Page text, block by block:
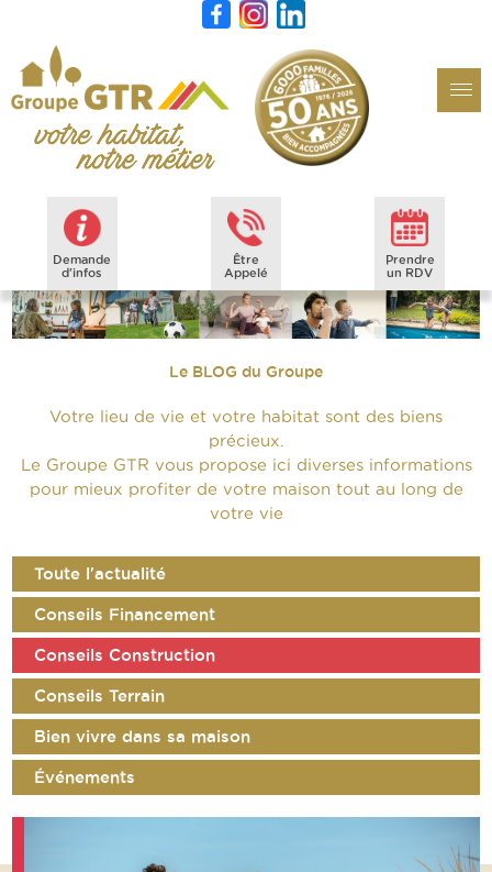
Demande
d'infos
Être
Appelé
Prendre
un RDV
Le BLOG du Groupe
Votre lieu de vie et votre habitat sont des biens
précieux.
Le Groupe GTR vous propose ici diverses informations
pour mieux profiter de votre maison tout au long de
votre vie
Toute l'actualité
Conseils Financement
Conseils Construction
Conseils Terrain
Bien vivre dans sa maison
Événements